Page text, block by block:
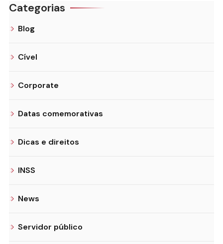
Categorias
Blog
Cível
Corporate
Datas comemorativas
Dicas e direitos
INSS
News
Servidor público